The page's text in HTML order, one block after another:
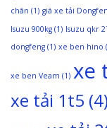
chân (1) giá xe tải
Isuzu 900kg (1) Isuzu qkr
dongfeng (1) xe ben hino
xe ben Veam (1) xe
xe tải 1t5 (4)